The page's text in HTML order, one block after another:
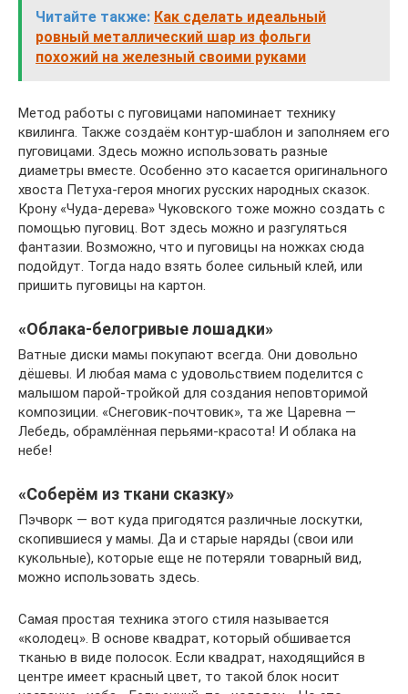
Читайте также: Как сделать идеальный
ровный металлический шар из фольги
похожий на железный своими руками
Метод работы с пуговицами напоминает технику
квилинга. Также создаём контур-шаблон и заполняем его
пуговицами. Здесь можно использовать разные
диаметры вместе. Особенно это касается оригинального
хвоста Петуха-героя многих русских народных сказок.
Крону «Чуда-дерева» Чуковского тоже можно создать с
помощью пуговиц. Вот здесь можно и разгуляться
фантазии. Возможно, что и пуговицы на ножках сюда
подойдут. Тогда надо взять более сильный клей, или
пришить пуговицы на картон.
«Облака-белогривые лошадки»
Ватные диски мамы покупают всегда. Они довольно
дёшевы. И любая мама с удовольствием поделится с
малышом парой-тройкой для создания неповторимой
композиции. «Снеговик-почтовик», та же Царевна —
Лебедь, обрамлённая перьями-красота! И облака на
небе!
«Соберём из ткани сказку»
Пэчворк — вот куда пригодятся различные лоскутки,
скопившиеся у мамы. Да и старые наряды (свои или
кукольные), которые еще не потеряли товарный вид,
можно использовать здесь.
Самая простая техника этого стиля называется
«колодец». В основе квадрат, который обшивается
тканью в виде полосок. Если квадрат, находящийся в
центре имеет красный цвет, то такой блок носит